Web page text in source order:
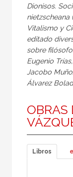
Ilustrador
Prologuista
Traductor
Traductora
Dionisos.
nietzscheana
Vitalismo y
editado
sobre
Eugenio
Jacobo
Álvarez
OBRAS
Libros